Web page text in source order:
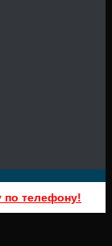
по телефону!